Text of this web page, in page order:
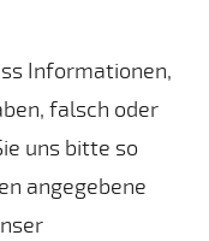
Informationen,
falsch oder
uns bitte so
angegebene